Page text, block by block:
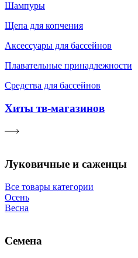
Шампуры
Щепа для копчения
Аксессуары для бассейнов
Плавательные принадлежности
Средства для бассейнов
Хиты тв-магазинов
Луковичные и саженцы
Все товары категории
Осень
Весна
Семена